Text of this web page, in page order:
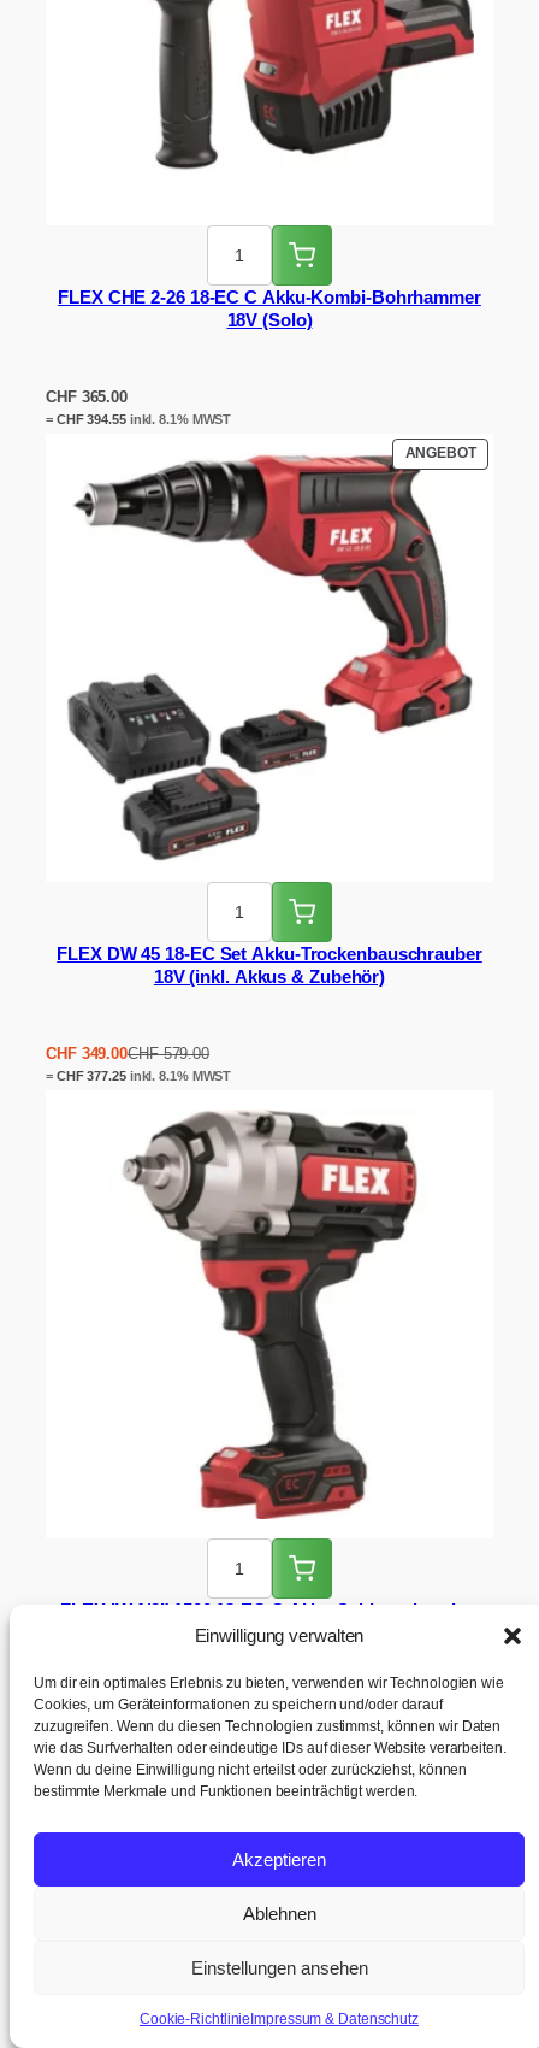
Einwilligung verwalten
Um dir ein optimales Erlebnis zu bieten, verwenden wir Technologien wie
Cookies, um Geräteinformationen zu speichern und/oder darauf
zuzugreifen. Wenn du diesen Technologien zustimmst, können wir Daten
wie das Surfverhalten oder eindeutige IDs auf dieser Website verarbeiten.
Wenn du deine Einwilligung nicht erteilst oder zurückziehst, können
bestimmte Merkmale und Funktionen beeinträchtigt werden.
Akzeptieren
Ablehnen
Einstellungen ansehen
Cookie-Richtlinie Impressum & Datenschutz
FLEX CHE 2-26 18-EC C Akku-Kombi-Bohrhammer
18V (Solo)
CHF365.00
= CHF394.55inkl. 8.1% MWST
ANGEBOT
IM
FLEX DW 45 18-EC Set Akku-Trockenbauschrauber
18V (inkl. Akkus & Zubehör)
CHF579.00
Ursprünglicher
Preis
CHF349.00
Aktueller
Preis
= CHF377.25inkl. 8.1% MWST
FLEX IW 1/2″ 1500 18-EC C Akku-Schlagschrauber
18V bürstenlos (Solo, 1500 Nm)
CHF475.00
=CHF513.50inkl. 8.1% MWST
Sichere Zahlung & Flexible Zahlungsarten
PostFinance VISA
100% sichere SSL-Verschlüsselung | Rechnungskauf ab CHF